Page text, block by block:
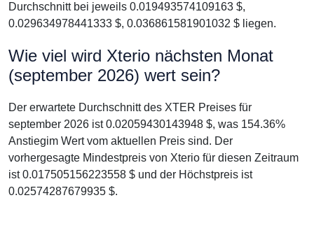
Durchschnitt bei jeweils 0.019493574109163 $,
0.029634978441333 $, 0.036861581901032 $ liegen.
Wie viel wird Xterio nächsten Monat
(september 2026) wert sein?
Der erwartete Durchschnitt des XTER Preises für
september 2026 ist 0.02059430143948 $, was 154.36%
Anstiegim Wert vom aktuellen Preis sind. Der
vorhergesagte Mindestpreis von Xterio für diesen Zeitraum
ist 0.017505156223558 $ und der Höchstpreis ist
0.02574287679935 $.